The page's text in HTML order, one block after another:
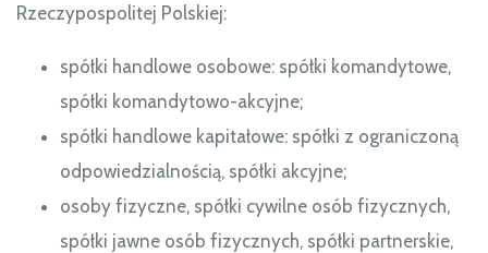
Rzeczypospolitej Polskiej:
spółki handlowe osobowe: spółki komandytowe,
spółki komandytowo-akcyjne;
spółki handlowe kapitałowe: spółki z ograniczoną
odpowiedzialnością, spółki akcyjne;
osoby fizyczne, spółki cywilne osób fizycznych,
spółki jawne osób fizycznych, spółki partnerskie,